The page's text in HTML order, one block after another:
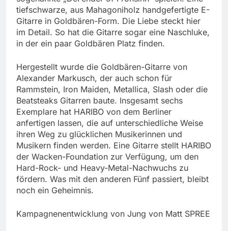
tiefschwarze, aus Mahagoniholz handgefertigte E-
Gitarre in Goldbären-Form. Die Liebe steckt hier
im Detail. So hat die Gitarre sogar eine Naschluke,
in der ein paar Goldbären Platz finden.
Hergestellt wurde die Goldbären-Gitarre von
Alexander Markusch, der auch schon für
Rammstein, Iron Maiden, Metallica, Slash oder die
Beatsteaks Gitarren baute. Insgesamt sechs
Exemplare hat HARIBO von dem Berliner
anfertigen lassen, die auf unterschiedliche Weise
ihren Weg zu glücklichen Musikerinnen und
Musikern finden werden. Eine Gitarre stellt HARIBO
der Wacken-Foundation zur Verfügung, um den
Hard-Rock- und Heavy-Metal-Nachwuchs zu
fördern. Was mit den anderen Fünf passiert, bleibt
noch ein Geheimnis.
Kampagnenentwicklung von Jung von Matt SPREE